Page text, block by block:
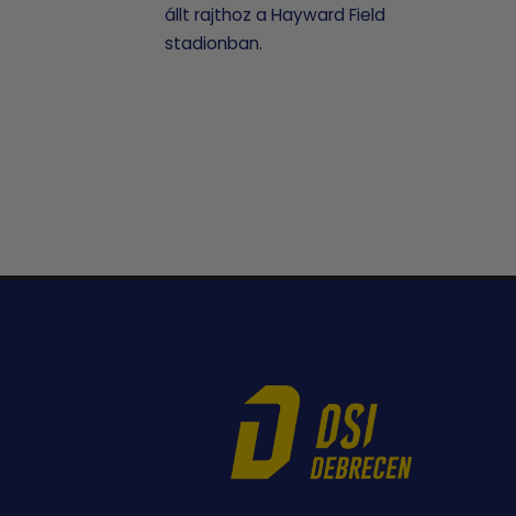
állt rajthoz a Hayward Field
stadionban.